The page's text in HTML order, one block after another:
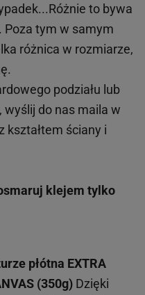
to bywa
Poza tym w samym
różnica w rozmiarze,
podziału lub
do nas maila w
kształtem ściany i
klejem tylko
płótna EXTRA
(350g) Dzięki